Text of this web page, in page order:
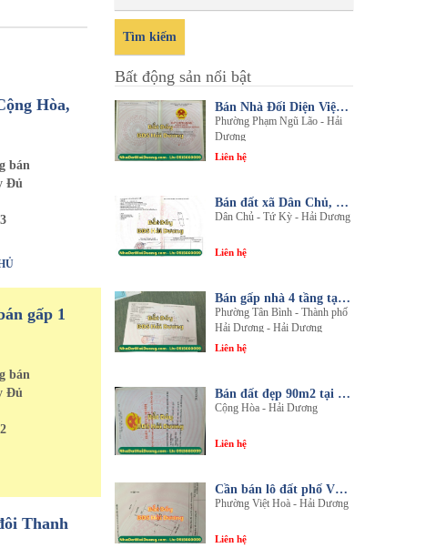
Hòa,
bán
Đủ
gấp 1
bán
Đủ
Thanh
Tìm kiếm
Bất động sản nổi bật
Bán Nhà Đối Diện Viện Đa Khoa Hải Dương - Nội Thất Sang Trọng, Tiện Nghi
Phường Phạm Ngũ Lão - Hải
Dương
Liên hệ
Bán đất xã Dân Chủ, Tứ Kỳ, Hải Dương - Diện tích 214m2 - Mặt tiền 8.5m - nhadathaiduong.com
Dân Chủ - Tứ Kỳ - Hải Dương
Liên hệ
Bán gấp nhà 4 tầng tại khu đô thị An Phú 2 - Nội thất gỗ lim sang trọng
Phường Tân Bình - Thành phố
Hải Dương - Hải Dương
Liên hệ
Bán đất đẹp 90m2 tại thôn An Điền, xã Cộng Hòa, huyện Nam Sách, tỉnh Hải Dương
Cộng Hòa - Hải Dương
Liên hệ
Cần bán lô đất phố Văn, phường Việt Hòa, thành phố Hải Dương
Phường Việt Hoà - Hải Dương
Liên hệ